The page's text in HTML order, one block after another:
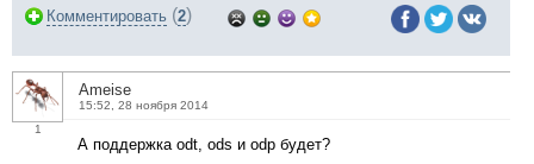
Комментировать (2)
1
Ameise
15:52, 28 ноября 2014
А поддержка odt, ods и odp будет?